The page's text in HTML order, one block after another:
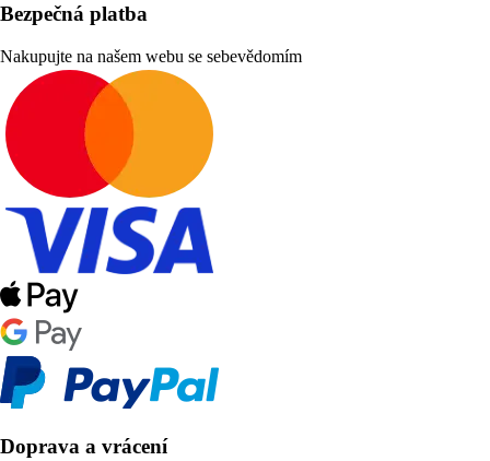
Bezpečná platba
Nakupujte na našem webu se sebevědomím
Doprava a vrácení